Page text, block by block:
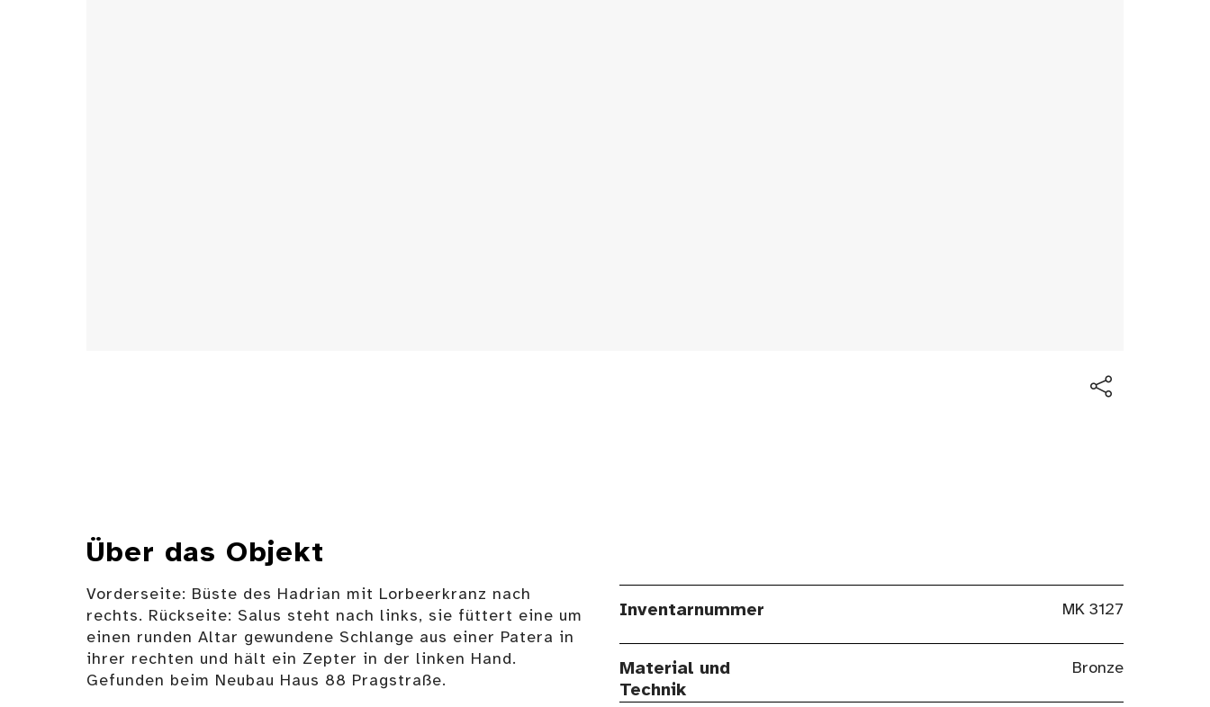
Über das Objekt
Vorderseite: Büste des Hadrian mit Lorbeerkranz nach
rechts. Rückseite: Salus steht nach links, sie füttert eine um
einen runden Altar gewundene Schlange aus einer Patera in
ihrer rechten und hält ein Zepter in der linken Hand.
Gefunden beim Neubau Haus 88 Pragstraße.
Inventarnummer MK 3127
Material und
Technik
Bronze